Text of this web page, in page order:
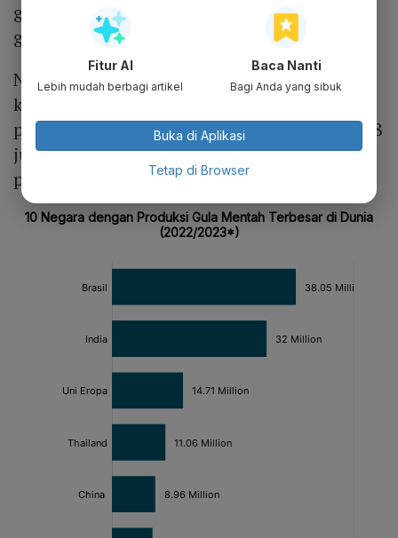
gula mentah, duduk di peringkat ke-13
global.
Namun, Indonesia menjadi negara dengan
konsumsi gula mentah terbanyak ke-6 global
pada 2022/2023, dengan volume konsumsi 7,8
juta metrik ton, sekitar 3 kali lipat dari hasil
produksinya.
Fitur AI
Lebih mudah berbagi artikel
Baca Nanti
Bagi Anda yang sibuk
Buka di Aplikasi
Tetap di Browser